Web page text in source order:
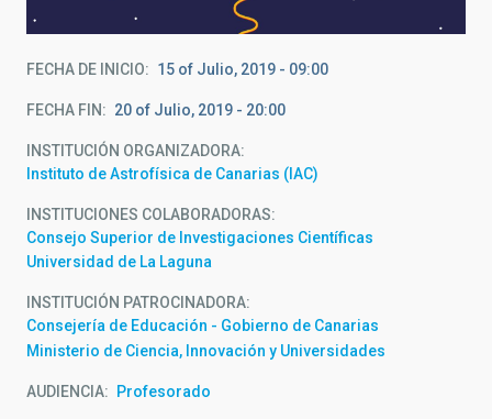
FECHA DE INICIO 15 of Julio, 2019 - 09:00
FECHA FIN 20 of Julio, 2019 - 20:00
INSTITUCIÓN ORGANIZADORA
Instituto de Astrofísica de Canarias (IAC)
INSTITUCIONES COLABORADORAS
Consejo Superior de Investigaciones Científicas
Universidad de La Laguna
INSTITUCIÓN PATROCINADORA
Consejería de Educación - Gobierno de Canarias
Ministerio de Ciencia, Innovación y Universidades
AUDIENCIA Profesorado